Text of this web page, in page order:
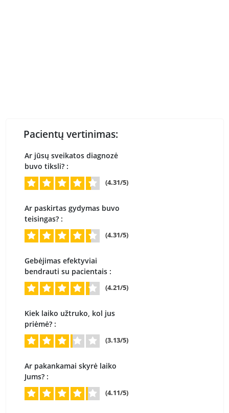
Pacientų vertinimas:
Ar jūsų sveikatos diagnozė
buvo tiksli? :
(4.31/5)
Ar paskirtas gydymas buvo
teisingas? :
(4.31/5)
Gebėjimas efektyviai
bendrauti su pacientais :
(4.21/5)
Kiek laiko užtruko, kol jus
priėmė? :
(3.13/5)
Ar pakankamai skyrė laiko
Jums? :
(4.11/5)